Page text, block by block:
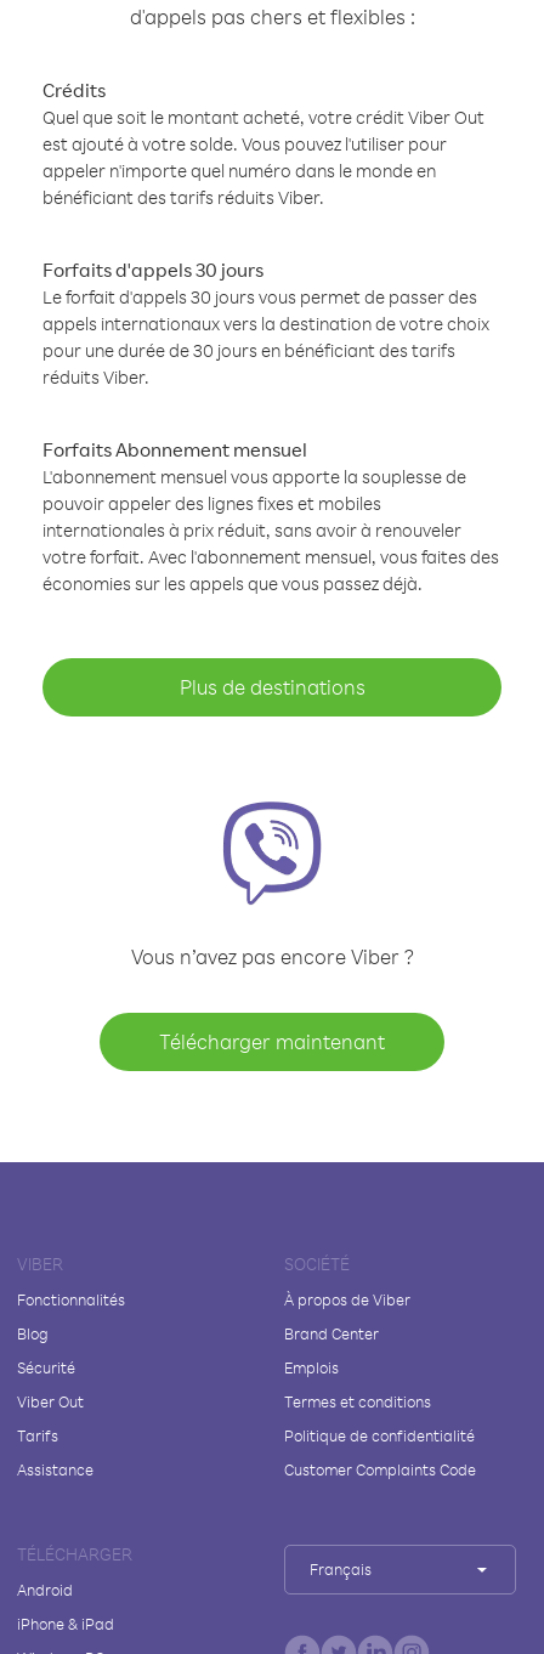
d'appels pas chers et flexibles :
Crédits
Quel que soit le montant acheté, votre crédit Viber Out
est ajouté à votre solde. Vous pouvez l'utiliser pour
appeler n'importe quel numéro dans le monde en
bénéficiant des tarifs réduits Viber.
Forfaits d'appels 30 jours
Le forfait d'appels 30 jours vous permet de passer des
appels internationaux vers la destination de votre choix
pour une durée de 30 jours en bénéficiant des tarifs
réduits Viber.
Forfaits Abonnement mensuel
L'abonnement mensuel vous apporte la souplesse de
pouvoir appeler des lignes fixes et mobiles
internationales à prix réduit, sans avoir à renouveler
votre forfait. Avec l'abonnement mensuel, vous faites des
économies sur les appels que vous passez déjà.
Plus de destinations
Vous n’avez pas encore Viber ?
Télécharger maintenant
VIBER
Fonctionnalités
Blog
Sécurité
Viber Out
Tarifs
Assistance
SOCIÉTÉ
À propos de Viber
Brand Center
Emplois
Termes et conditions
Politique de confidentialité
Customer Complaints Code
TÉLÉCHARGER
Android
iPhone & iPad
Français